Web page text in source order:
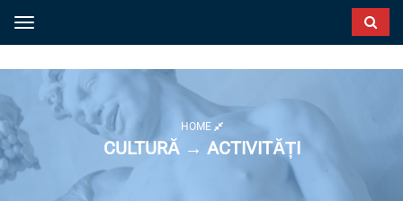
Toggle navigation
HOME
CULTURĂ → ACTIVITĂȚI